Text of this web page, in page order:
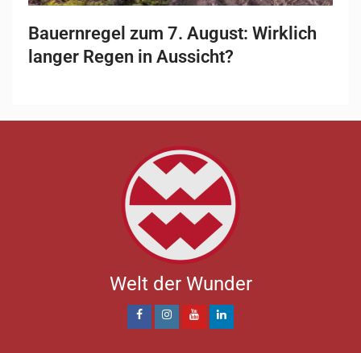
Bauernregel zum 7. August: Wirklich
langer Regen in Aussicht?
Welt der Wunder